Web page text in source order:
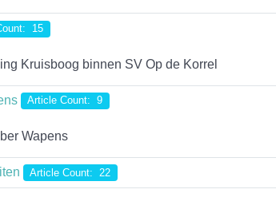
15
Kruisboog binnen SV Op de Korrel
Article Count: 9
Wapens
Article Count: 22